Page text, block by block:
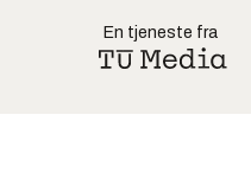
En tjeneste fra